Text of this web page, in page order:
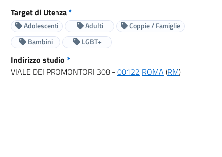
Target di Utenza*
Adolescenti Adulti
Coppie / Famiglie
Bambini
LGBT+
Indirizzo studio *
VIALE DEI PROMONTORI 308 - 00122 ROMA (RM)